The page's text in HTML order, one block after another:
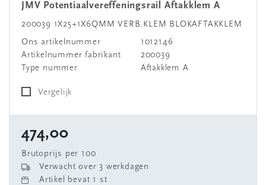
JMV Potentiaalvereffeningsrail Aftakklem A
200039 1X25+1X6QMM VERB.KLEM BLOKAFTAKKLEM
Ons artikelnummer
1012146
Artikelnummer fabrikant
200039
Type nummer
Aftakklem A
Vergelijk
474,00
Brutoprijs per 100
Verwacht over 3 werkdagen
Artikel bevat 1 st